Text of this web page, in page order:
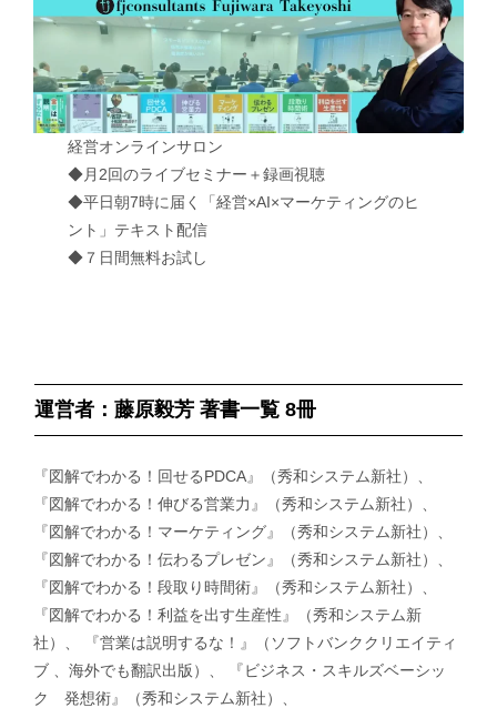
経営オンラインサロン
◆月2回のライブセミナー＋録画視聴
◆平日朝7時に届く「経営×AI×マーケティングのヒ
ント」テキスト配信
◆７日間無料お試し
運営者：藤原毅芳 著書一覧 8冊
『図解でわかる！回せるPDCA』（秀和システム新社）、
『図解でわかる！伸びる営業力』（秀和システム新社）、
『図解でわかる！マーケティング』（秀和システム新社）、
『図解でわかる！伝わるプレゼン』（秀和システム新社）、
『図解でわかる！段取り時間術』（秀和システム新社）、
『図解でわかる！利益を出す生産性』（秀和システム新
社）、 『営業は説明するな！』（ソフトバンククリエイティ
ブ 、海外でも翻訳出版）、 『ビジネス・スキルズベーシッ
ク 発想術』（秀和システム新社）、